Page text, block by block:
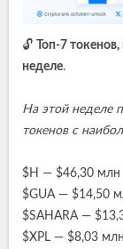
🔓 Топ-7
неделе.
На этой неделе
токенов с
$H — $46,30 млн
$GUA — $14,50
$SAHARA —
$XPL — $8,03 млн